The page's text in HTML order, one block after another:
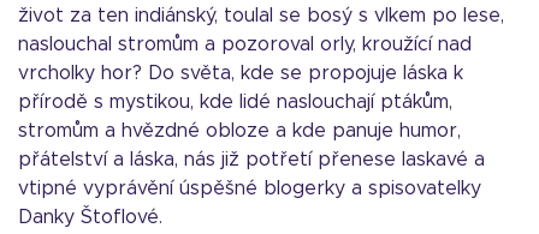
život za ten indiánský, toulal se bosý s vlkem po lese,
naslouchal stromům a pozoroval orly, kroužící nad
vrcholky hor? Do světa, kde se propojuje láska k
přírodě s mystikou, kde lidé naslouchají ptákům,
stromům a hvězdné obloze a kde panuje humor,
přátelství a láska, nás již potřetí přenese laskavé a
vtipné vyprávění úspěšné blogerky a spisovatelky
Danky Štoflové.